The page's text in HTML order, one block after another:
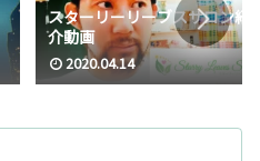
スターリーリーブスサロン紹
介動画
2020.04.14